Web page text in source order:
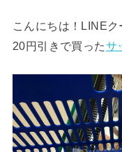
こんにちは！LINE
20円引きで買ったサ